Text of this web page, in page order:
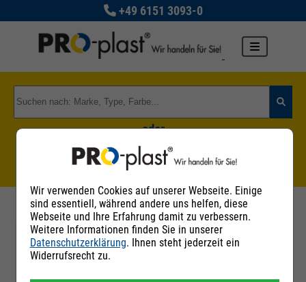
+49 6151 3093-0
oder
Zu den Rohstoffgruppen
Filter
Wir verwenden Cookies auf unserer Webseite. Einige
sind essentiell, während andere uns helfen, diese
Webseite und Ihre Erfahrung damit zu verbessern.
Weitere Informationen finden Sie in unserer
Datenschutzerklärung. Ihnen steht jederzeit ein
Widerrufsrecht zu.